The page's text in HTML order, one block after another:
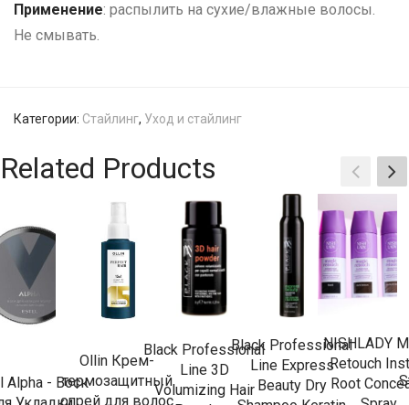
Применение: распылить на сухие/влажные волосы.
Не смывать.
Категории: Стайлинг, Уход и стайлинг
Related Products
Alpha - Воск
Ollin Крем-
термозащитный
спрей для волос
Black Professional
Line 3D
Volumizing Hair
Black Professional
Line Express
Beauty Dry
NISHLADY
Retouch
Root